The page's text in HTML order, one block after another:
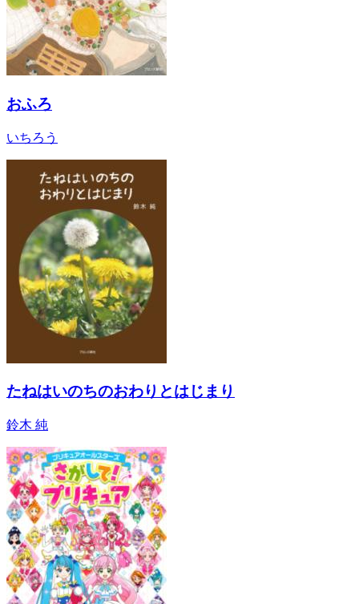
おふろ
いちろう
たねはいのちのおわりとはじまり
鈴木 純